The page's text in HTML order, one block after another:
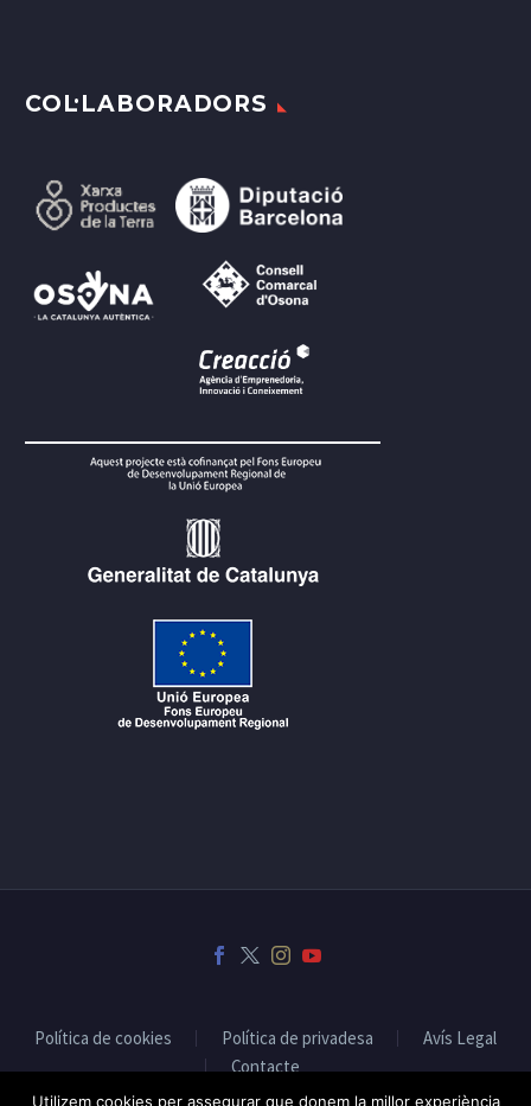
COL·LABORADORS
Política de cookies Política de privadesa
Avís Legal
Contacte
Utilizem cookies per assegurar que donem la millor experiència